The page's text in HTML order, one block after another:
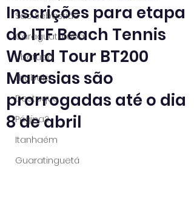
São Sebastião
Caraguatatuba
Ubatuba
Ilhabela
Destaque
Página2
Itanhaém
Guaratinguetá
Inscrições para etapa
do ITF Beach Tennis
World Tour BT200
Maresias são
prorrogadas até o dia
8 de abril